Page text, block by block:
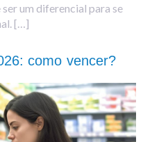
um diferencial para se
[…]
como vencer?